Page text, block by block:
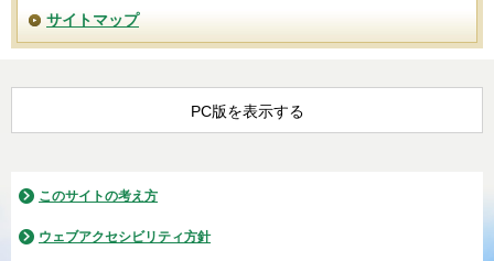
サイトマップ
PC版を表示する
このサイトの考え方
ウェブアクセシビリティ方針